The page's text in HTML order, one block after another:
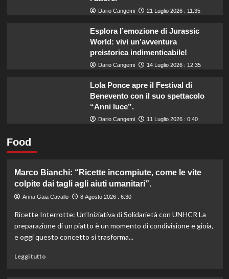
Dario Cangemi 21 Luglio 2026 : 11:35
Esplora l’emozione di Jurassic
World: vivi un’avventura
preistorica indimenticabile!
Dario Cangemi 14 Luglio 2026 : 12:35
Lola Ponce apre il Festival di
Benevento con il suo spettacolo
“Anni luce”.
Dario Cangemi 11 Luglio 2026 : 0:40
Food
Marco Bianchi: “Ricette incompiute, come le vite
colpite dai tagli agli aiuti umanitari”.
Anna Gaia Cavallo 8 Agosto 2026 : 6:30
Ricette Interrotte: Un’Iniziativa di Solidarietà con UNHCR La
preparazione di un piatto è un momento di condivisione e gioia,
e oggi questo concetto si trasforma...
Leggi tuttoLeggi